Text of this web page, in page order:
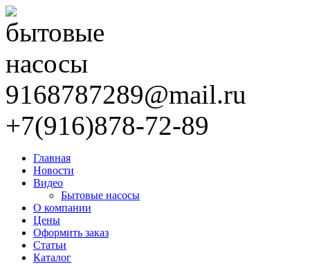
9168787289@mail.ru
+7(916)878-72-89
Главная
Новости
Видео
Бытовые насосы
О компании
Цены
Оформить заказ
Статьи
Каталог